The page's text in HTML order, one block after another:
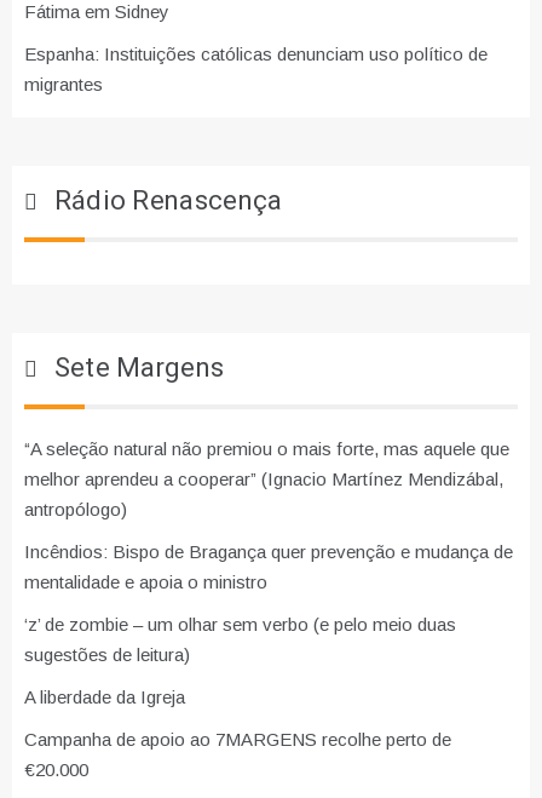
Fátima em Sidney
Espanha: Instituições católicas denunciam uso político de
migrantes
Rádio Renascença
Sete Margens
“A seleção natural não premiou o mais forte, mas aquele que
melhor aprendeu a cooperar” (Ignacio Martínez Mendizábal,
antropólogo)
Incêndios: Bispo de Bragança quer prevenção e mudança de
mentalidade e apoia o ministro
‘z’ de zombie – um olhar sem verbo (e pelo meio duas
sugestões de leitura)
A liberdade da Igreja
Campanha de apoio ao 7MARGENS recolhe perto de
€20.000